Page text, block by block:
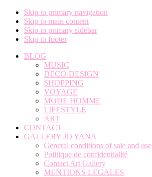
Skip to primary navigation
Skip to main content
Skip to primary sidebar
Skip to footer
BLOG
MUSIC
DECO-DESIGN
SHOPPING
VOYAGE
MODE HOMME
LIFESTYLE
ART
CONTACT
GALLERY JO YANA
General conditions of sale and use
Politique de confidentialité
Contact Art Gallery
MENTIONS LEGALES